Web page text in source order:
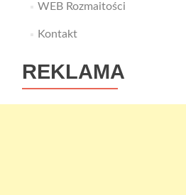
WEB Rozmaitości
Kontakt
REKLAMA